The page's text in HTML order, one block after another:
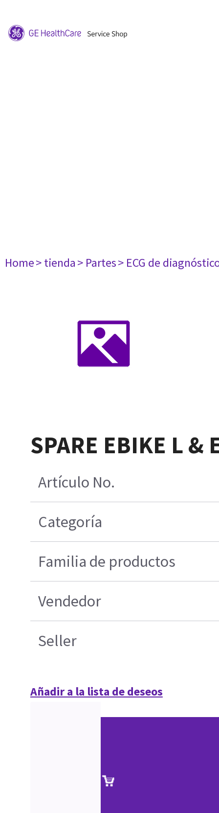
Home> tienda> Partes> ECG de
SPARE EBIKE L &
Artículo No.
Categoría
Familia de productos
Vendedor
Seller
Añadir a la lista de deseos